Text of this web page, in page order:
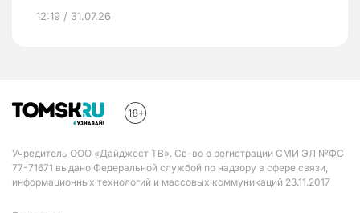
12:19 / 31.07.26
Учредитель ООО «Дайджест ТВ». Св-во о регистрации СМИ ЭЛ №ФС
77-71671 выдано Федеральной службой по надзору в сфере связи,
информационных технологий и массовых коммуникаций 23.11.2017